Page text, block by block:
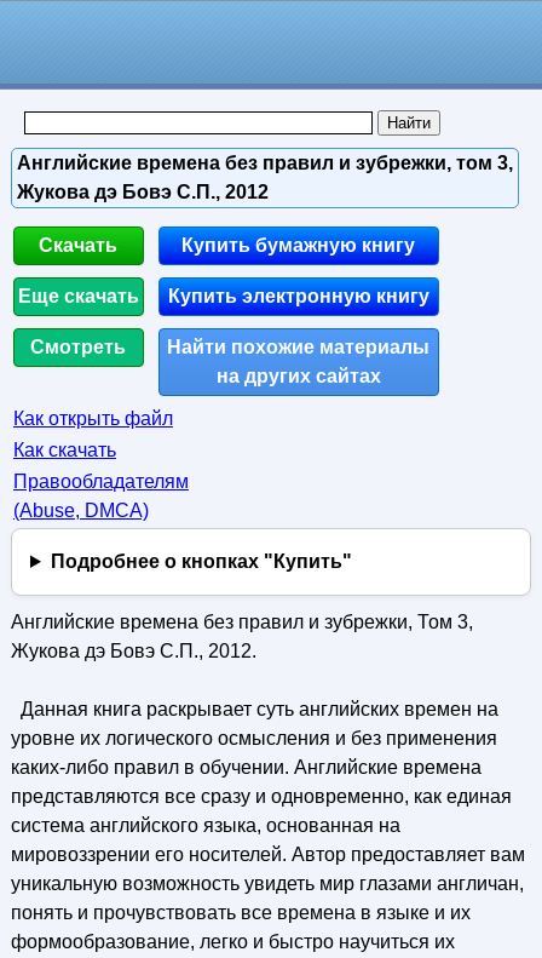
Английские времена без правил и зубрежки, том 3,
Жукова дэ Бовэ С.П., 2012
Скачать
Еще скачать
Смотреть
Купить бумажную книгу
Купить электронную книгу
Найти похожие материалы
на других сайтах
Как открыть файл
Как скачать
Правообладателям
(Abuse, DMСA)
Подробнее о кнопках "Купить"
Английские времена без правил и зубрежки, Том 3,
Жукова дэ Бовэ С.П., 2012.
Данная книга раскрывает суть английских времен на
уровне их логического осмысления и без применения
каких-либо правил в обучении. Английские времена
представляются все сразу и одновременно, как единая
система английского языка, основанная на
мировоззрении его носителей. Автор предоставляет вам
уникальную возможность увидеть мир глазами англичан,
понять и прочувствовать все времена в языке и их
формообразование, легко и быстро научиться их